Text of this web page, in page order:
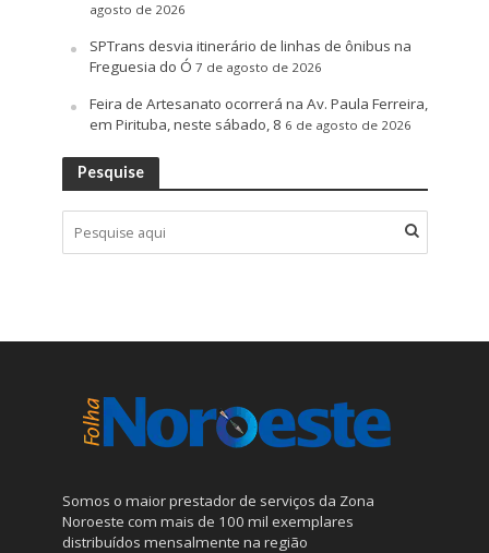
agosto de 2026
SPTrans desvia itinerário de linhas de ônibus na
Freguesia do Ó 7 de agosto de 2026
Feira de Artesanato ocorrerá na Av. Paula Ferreira,
em Pirituba, neste sábado, 8 6 de agosto de 2026
Pesquise
Somos o maior prestador de serviços da Zona
Noroeste com mais de 100 mil exemplares
distribuídos mensalmente na região